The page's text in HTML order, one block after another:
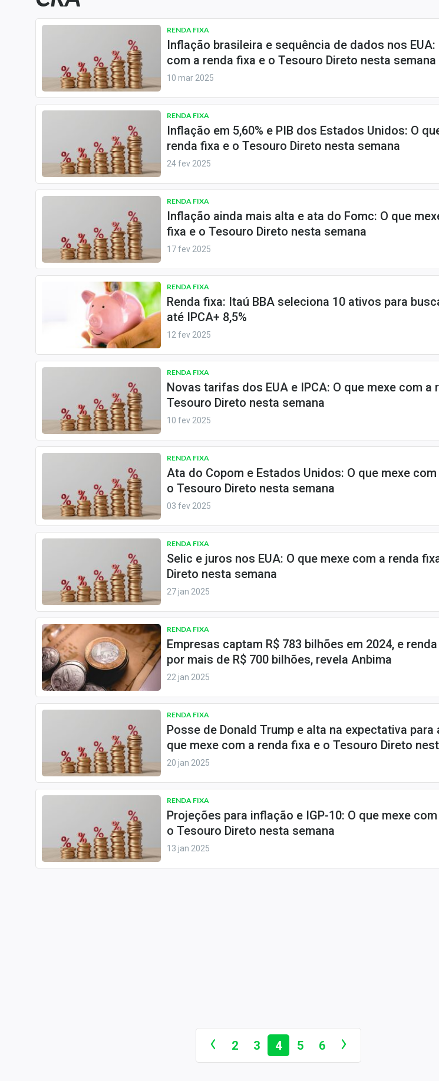
Central de Dividendos
Central dos IPOs
Renda Fixa
Empresas
Especiais
Internacional
Conteúdo de Marca
Sobre
RENDA FIXA
Inflação brasileira e sequência de dados nos EUA:
com a renda fixa e o Tesouro Direto nesta semana
10 mar 2025
RENDA FIXA
Inflação em 5,60% e PIB dos Estados Unidos: O
renda fixa e o Tesouro Direto nesta semana
24 fev 2025
RENDA FIXA
Inflação ainda mais alta e ata do Fomc: O que
fixa e o Tesouro Direto nesta semana
17 fev 2025
RENDA FIXA
Renda fixa: Itaú BBA seleciona 10 ativos para
até IPCA+ 8,5%
12 fev 2025
RENDA FIXA
Novas tarifas dos EUA e IPCA: O que mexe com a
Tesouro Direto nesta semana
10 fev 2025
RENDA FIXA
Ata do Copom e Estados Unidos: O que mexe
o Tesouro Direto nesta semana
03 fev 2025
RENDA FIXA
Selic e juros nos EUA: O que mexe com a renda
Direto nesta semana
27 jan 2025
RENDA FIXA
Empresas captam R$ 783 bilhões em 2024, e
por mais de R$ 700 bilhões, revela Anbima
22 jan 2025
RENDA FIXA
Posse de Donald Trump e alta na expectativa para
que mexe com a renda fixa e o Tesouro Direto
20 jan 2025
RENDA FIXA
Projeções para inflação e IGP-10: O que mexe
o Tesouro Direto nesta semana
13 jan 2025
2 3 4 5 6